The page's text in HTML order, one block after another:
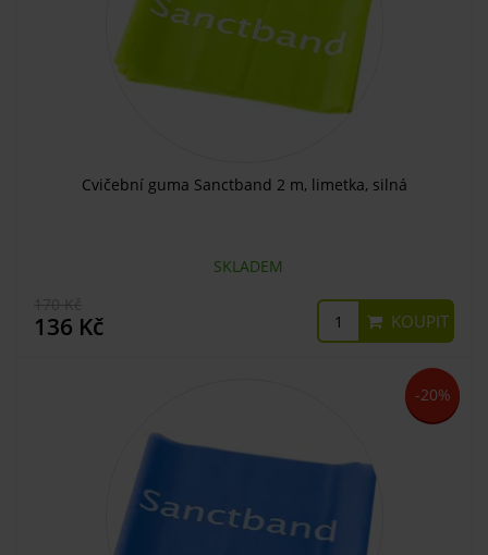
Cvičební guma Sanctband 2 m, limetka, silná
SKLADEM
136 Kč KOUPIT
-20%